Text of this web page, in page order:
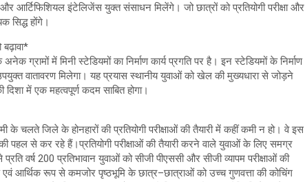
आर्टिफिशियल इंटेलिजेंस युक्त संसाधन मिलेंगे। जो छात्रों को प्रतियोगी परीक्षा और
सिद्ध होंगे।
ग्रामों में मिनी स्टेडियमों का निर्माण कार्य प्रगति पर है। इन स्टेडियमों के निर्माण
वातावरण मिलेगा। यह प्रयास स्थानीय युवाओं को खेल की मुख्यधारा से जोड़ने
में एक महत्वपूर्ण कदम साबित होगा।
चलते जिले के होनहारों की प्रतियोगी परीक्षाओं की तैयारी में कहीं कमी न हो। वे इस
पहल से कर रहे हैं।प्रतियोगी परीक्षाओं की तैयारी करने वाले युवाओं के लिए समग्र
वर्ष 200 प्रतिभावान युवाओं को सीजी पीएससी और सीजी व्यापम परीक्षाओं की
एवं आर्थिक रूप से कमजोर पृष्ठभूमि के छात्र–छात्राओं को उच्च गुणवत्ता की कोचिंग